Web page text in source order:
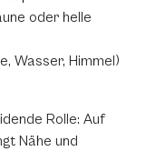
oder helle
Wasser, Himmel)
Rolle: Auf
Nähe und